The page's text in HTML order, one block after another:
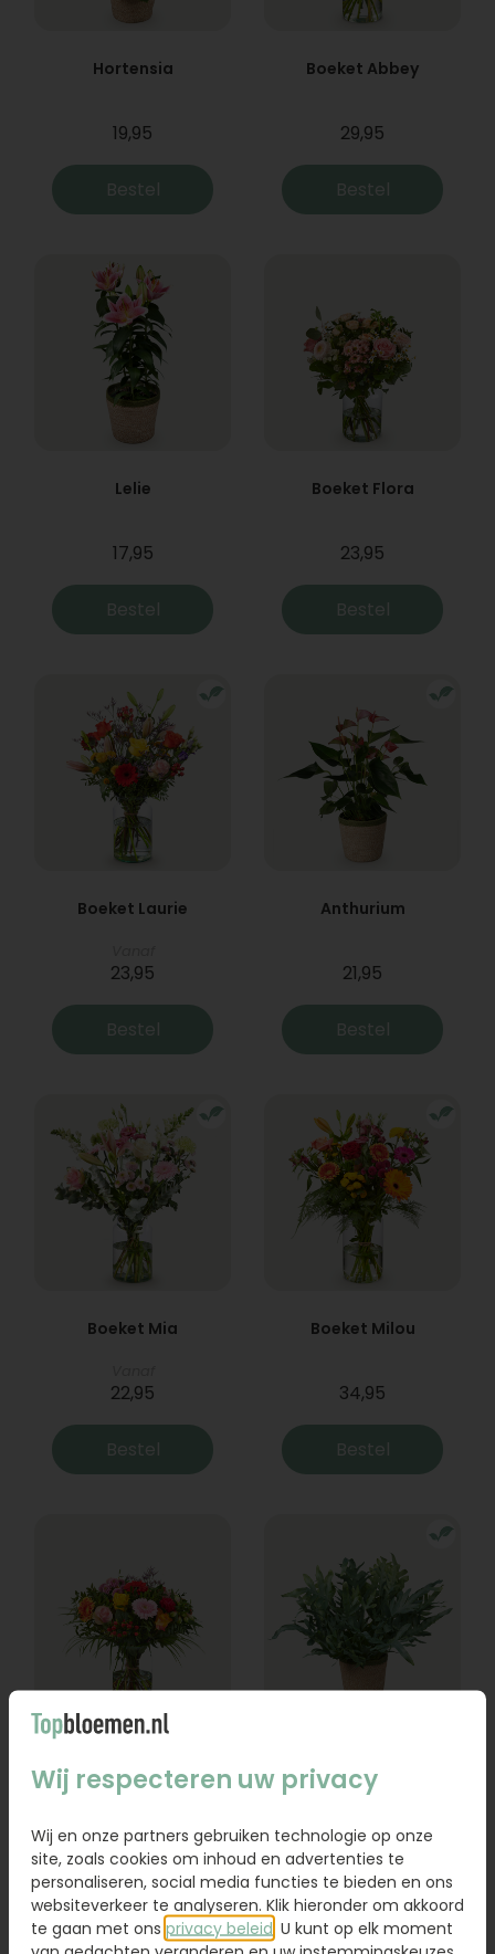
Hortensia
19,95
Bestel
Boeket Abbey
29,95
Bestel
Lelie
17,95
Bestel
Boeket Flora
23,95
Bestel
Boeket Laurie
23,95
Bestel
Anthurium
21,95
Bestel
Boeket Mia
22,95
Bestel
Boeket Milou
34,95
Bestel
Vanaf
Bestel Bestel
Wij respecteren uw privacy
Wij en onze partners gebruiken technologie op onze
site, zoals cookies om inhoud en advertenties te
personaliseren, social media functies te bieden en ons
websiteverkeer te analyseren. Klik hieronder om akkoord
te gaan met ons privacy beleid . U kunt op elk moment